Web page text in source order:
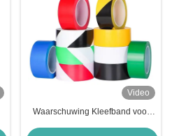
Video
Waarschuwing Kleefband voor